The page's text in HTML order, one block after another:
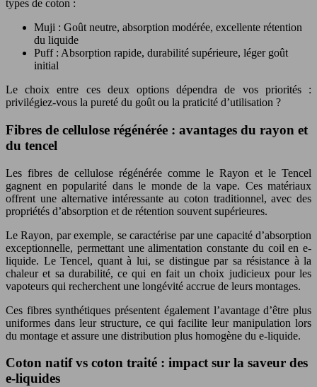
types de coton :
Muji : Goût neutre, absorption modérée, excellente rétention
du liquide
Puff : Absorption rapide, durabilité supérieure, léger goût
initial
Le choix entre ces deux options dépendra de vos priorités :
privilégiez-vous la pureté du goût ou la praticité d’utilisation ?
Fibres de cellulose régénérée : avantages du rayon et
du tencel
Les fibres de cellulose régénérée comme le Rayon et le Tencel
gagnent en popularité dans le monde de la vape. Ces matériaux
offrent une alternative intéressante au coton traditionnel, avec des
propriétés d’absorption et de rétention souvent supérieures.
Le Rayon, par exemple, se caractérise par une capacité d’absorption
exceptionnelle, permettant une alimentation constante du coil en e-
liquide. Le Tencel, quant à lui, se distingue par sa résistance à la
chaleur et sa durabilité, ce qui en fait un choix judicieux pour les
vapoteurs qui recherchent une longévité accrue de leurs montages.
Ces fibres synthétiques présentent également l’avantage d’être plus
uniformes dans leur structure, ce qui facilite leur manipulation lors
du montage et assure une distribution plus homogène du e-liquide.
Coton natif vs coton traité : impact sur la saveur des
e-liquides